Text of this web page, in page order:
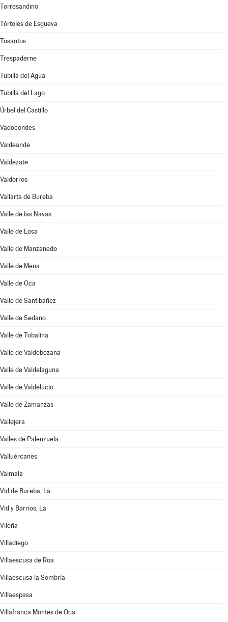
Torresandino
Tórtoles de Esgueva
Tosantos
Trespaderne
Tubilla del Agua
Tubilla del Lago
Úrbel del Castillo
Vadocondes
Valdeande
Valdezate
Valdorros
Vallarta de Bureba
Valle de las Navas
Valle de Losa
Valle de Manzanedo
Valle de Mena
Valle de Oca
Valle de Santibáñez
Valle de Sedano
Valle de Tobalina
Valle de Valdebezana
Valle de Valdelaguna
Valle de Valdelucio
Valle de Zamanzas
Vallejera
Valles de Palenzuela
Valluércanes
Valmala
Vid de Bureba, La
Vid y Barrios, La
Vileña
Villadiego
Villaescusa de Roa
Villaescusa la Sombría
Villaespasa
Villafranca Montes de Oca